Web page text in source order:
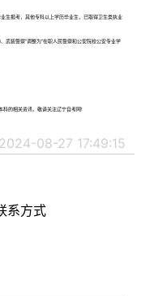
报考，其他专科以上学历毕业生，已取得卫生类执业
装警察”调整为“在职人民警察和公安院校公安专业学
的相关资讯，敬请关注辽宁自考网!
08-27 17:49:15
系方式